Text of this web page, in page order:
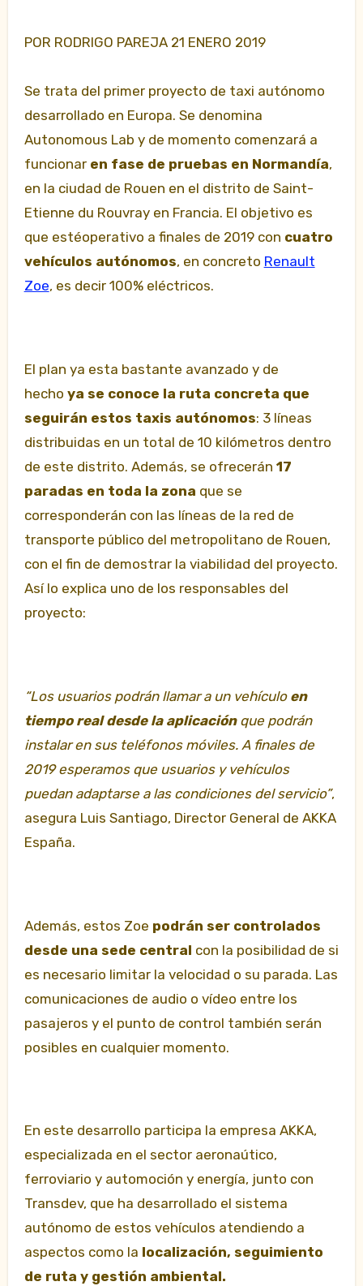
POR RODRIGO PAREJA 21 ENERO 2019
Se trata del primer proyecto de taxi autónomo
desarrollado en Europa. Se denomina
Autonomous Lab y de momento comenzará a
funcionaren fase de pruebas en Normandía,
en la ciudad de Rouen en el distrito de Saint-
Etienne du Rouvray en Francia. El objetivo es
que estéoperativo a finales de 2019 con cuatro
vehículos autónomos, en concreto Renault
Zoe, es decir 100% eléctricos.
El plan ya esta bastante avanzado y de
hecho ya se conoce la ruta concreta que
seguirán estos taxis autónomos: 3 líneas
distribuidas en un total de 10 kilómetros dentro
de este distrito. Además, se ofrecerán 17
paradas en toda la zona que se
corresponderán con las líneas de la red de
transporte público del metropolitano de Rouen,
con el fin de demostrar la viabilidad del proyecto.
Así lo explica uno de los responsables del
proyecto:
“Los usuarios podrán llamar a un vehículo en
tiempo real desde la aplicación que podrán
instalar en sus teléfonos móviles. A finales de
2019 esperamos que usuarios y vehículos
puedan adaptarse a las condiciones del servicio”,
asegura Luis Santiago, Director General de AKKA
España.
Además, estos Zoe podrán ser controlados
desde una sede central con la posibilidad de si
es necesario limitar la velocidad o su parada. Las
comunicaciones de audio o vídeo entre los
pasajeros y el punto de control también serán
posibles en cualquier momento.
En este desarrollo participa la empresa AKKA,
especializada en el sector aeronaútico,
ferroviario y automoción y energía, junto con
Transdev, que ha desarrollado el sistema
autónomo de estos vehículos atendiendo a
aspectos como la localización, seguimiento
de ruta y gestión ambiental.